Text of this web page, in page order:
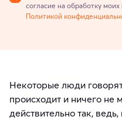
согласие на обработку
Политикой
Некоторые люди
происходит и ничего не
действительно так,